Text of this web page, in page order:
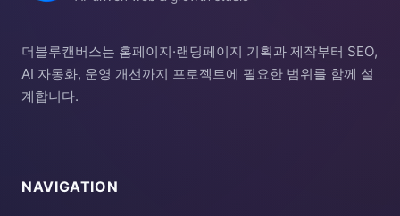
더블루캔버스는 홈페이지·랜딩페이지 기획과 제작부터 SEO,
AI 자동화, 운영 개선까지 프로젝트에 필요한 범위를 함께 설
계합니다.
NAVIGATION